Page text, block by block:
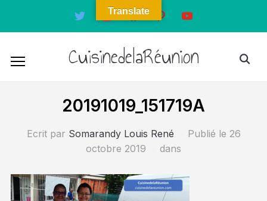
twitter instagramfacebookpinterestyoutube
CuisinedelaRéunion
20191019_151719A
Ecrit par Somarandy Louis René Publié le 26
octobre 2019
dans
Translate